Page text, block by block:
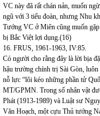
VC này đã rất chán nản, muốn
ngũ với 3 tiểu đoàn, nhưng Nhu
Tướng VC ở Miên cũng muốn
bị Bắc Việt lợi dụng.(16)
16. FRUS, 1961-1963, IV:85.
Có người cho rằng đây là lời bịa
hậu trường chính trị Sài Gòn,
nỗ lực “lôi kéo những phần tử
MT/GPMN. Trong số nhân vật
Phát (1913-1989) và Luật sư
Văn Hoạch, một cựu Thủ tướng